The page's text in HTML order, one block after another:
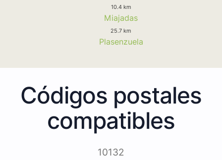
10.4 km
Miajadas
25.7 km
Plasenzuela
Códigos postales
compatibles
10132